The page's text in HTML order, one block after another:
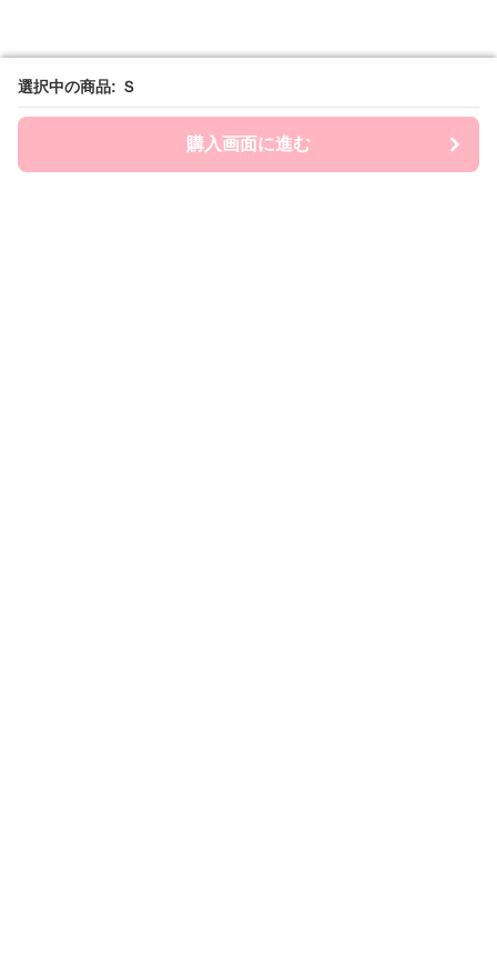
選択中の商品: Ｓ
購入画面に進む
選択中の商品: Ｓ
購入画面に進む